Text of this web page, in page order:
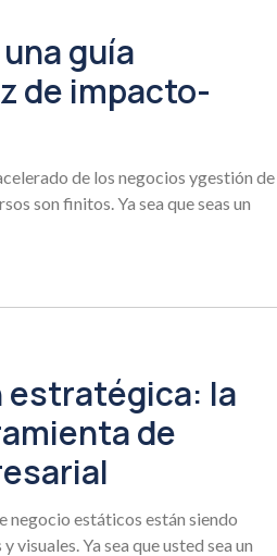
guía
de impacto-
de los negocios ygestión de
son finitos. Ya sea que seas un
estratégica: la
de
negocio estáticos están siendo
Ya sea que usted sea un